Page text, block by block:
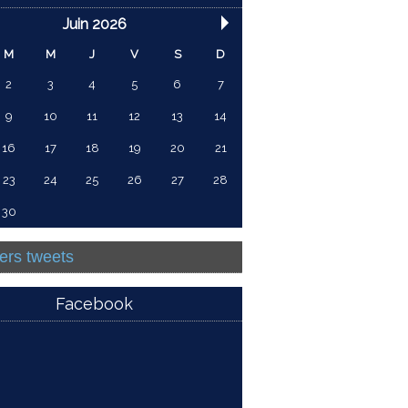
Juin 2026
M M J V S D
2 3 4 5 6 7
9 10 11 12 13 14
16 17 18 19 20 21
23 24 25 26 27 28
30
tweets
Facebook